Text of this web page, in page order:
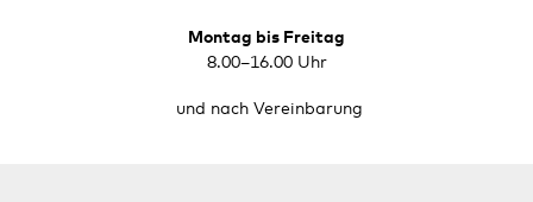
Montag bis Freitag
8.00–16.00 Uhr
und nach Vereinbarung